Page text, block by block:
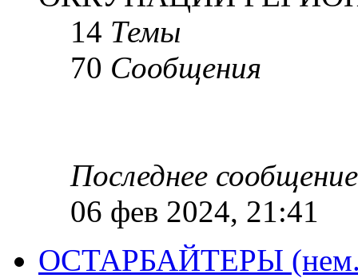
14 Темы
70 Сообщения
Последнее сообщение
06 фев 2024, 21:41
ОСТАРБАЙТЕРЫ (нем.